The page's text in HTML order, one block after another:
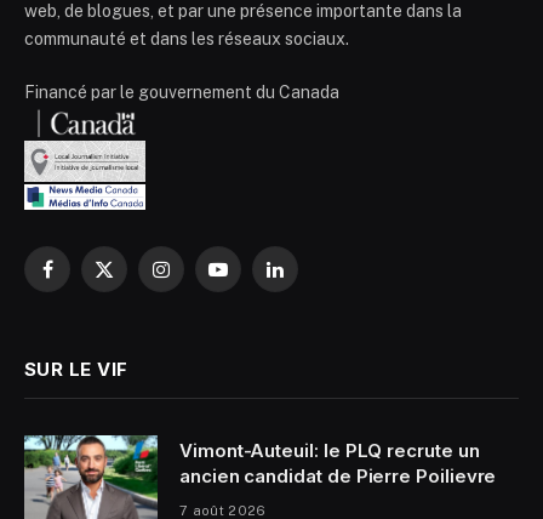
web, de blogues, et par une présence importante dans la
communauté et dans les réseaux sociaux.
Financé par le gouvernement du Canada
Facebook
X
InstagramYouTubeLinkedIn
SUR LE VIF
Vimont-Auteuil: le PLQ recrute un
ancien candidat de Pierre Poilievre
7 août 2026